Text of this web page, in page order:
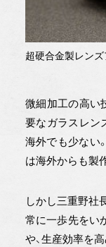
超硬合金製レンズ
微細加工の高い
要なガラスレン
海外でも少ない
は海外からも製
しかし三重野社
常に一歩先をい
や、生産効率を